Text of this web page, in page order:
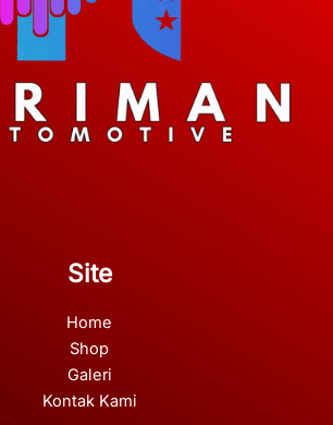
Site
Home
Shop
Galeri
Kontak Kami